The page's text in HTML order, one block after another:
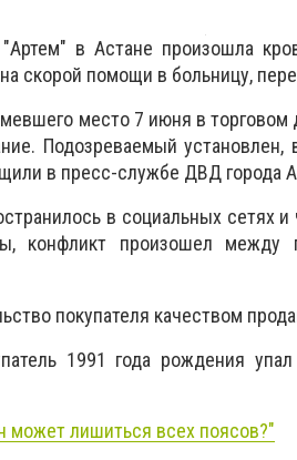
в Астане произошла
скорой помощи в больницу,
место 7 июня в
Подозреваемый
в пресс-службе ДВД города
в социальных сетях
конфликт произошел между
покупателя качеством
1991 года рождения
может лишиться всех поясов?"